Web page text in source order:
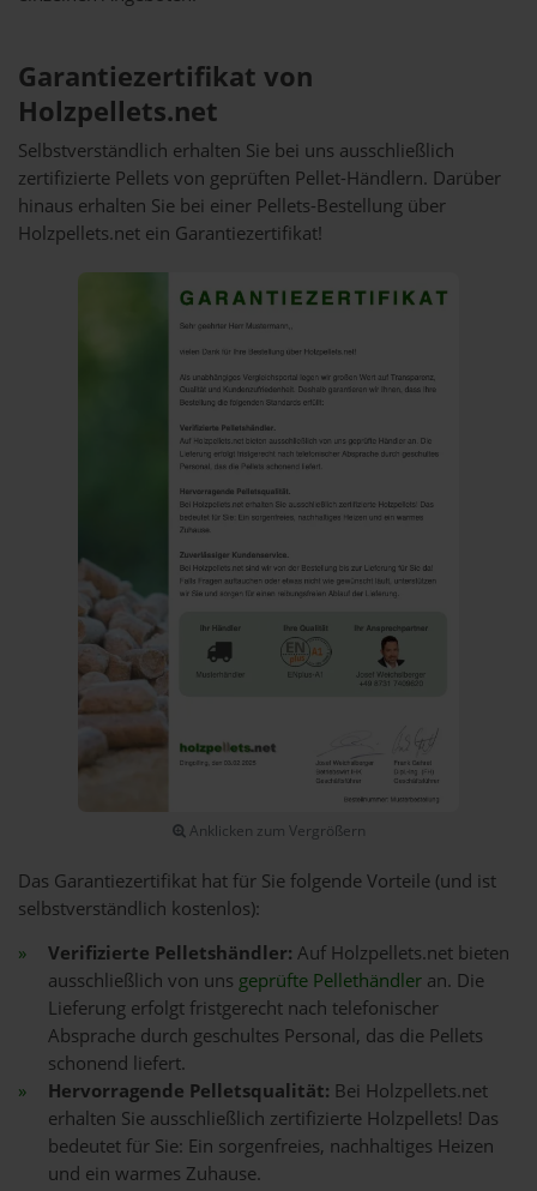
Garantiezertifikat von
Holzpellets.net
Selbstverständlich erhalten Sie bei uns ausschließlich
zertifizierte Pellets von geprüften Pellet-Händlern. Darüber
hinaus erhalten Sie bei einer Pellets-Bestellung über
Holzpellets.net ein Garantiezertifikat!
Anklicken zum Vergrößern
Das Garantiezertifikat hat für Sie folgende Vorteile (und ist
selbstverständlich kostenlos):
Verifizierte Pelletshändler: Auf Holzpellets.net bieten
ausschließlich von uns geprüfte Pellethändler an. Die
Lieferung erfolgt fristgerecht nach telefonischer
Absprache durch geschultes Personal, das die Pellets
schonend liefert.
Hervorragende Pelletsqualität: Bei Holzpellets.net
erhalten Sie ausschließlich zertifizierte Holzpellets! Das
bedeutet für Sie: Ein sorgenfreies, nachhaltiges Heizen
und ein warmes Zuhause.